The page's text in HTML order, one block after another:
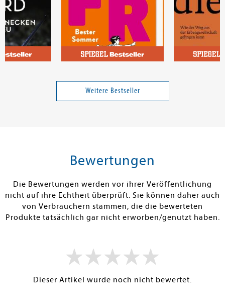
FREI - Bester Sommer (FREI
Warenkorb
Weitere Bestseller
Bewertungen
Die Bewertungen werden vor ihrer Veröffentlichung
nicht auf ihre Echtheit überprüft. Sie können daher auch
von Verbrauchern stammen, die die bewerteten
Produkte tatsächlich gar nicht erworben/genutzt haben.
Dieser Artikel wurde noch nicht bewertet.